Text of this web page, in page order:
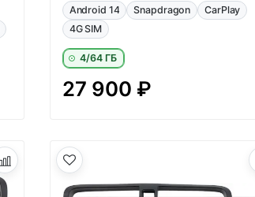
Android 14 Snapdragon
CarPlay
4G SIM
4/64 ГБ
27 900 ₽